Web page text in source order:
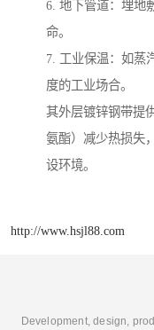
6. 地下管道：埋地
命。
7. 工业保温：如蒸
度的工业场合。
其外层镀锌钢带提
氨酯）减少热损失
设环境。
http://www.hsjl88.com
Development, design,